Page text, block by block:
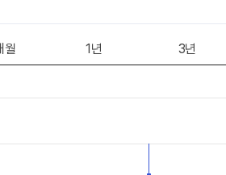
월 1년 3년